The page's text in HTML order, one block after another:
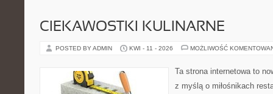
CIEKAWOSTKI KULINARNE
POSTED BY ADMIN KWI - 11 - 2026 MOŻLIWOŚĆ
Ta strona internetowa to
z myślą o miłośnikach